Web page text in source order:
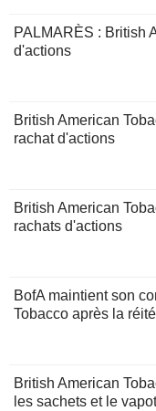
PALMARÈS : British
d'actions
British American
rachat d'actions
British American
rachats d'actions
BofA maintient son
Tobacco après la
British American
les sachets et le